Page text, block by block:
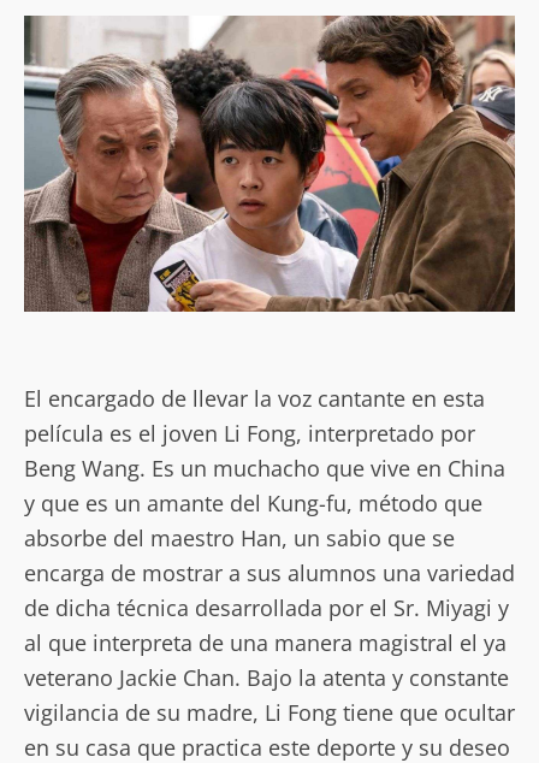
El encargado de llevar la voz cantante en esta
película es el joven Li Fong, interpretado por
Beng Wang. Es un muchacho que vive en China
y que es un amante del Kung-fu, método que
absorbe del maestro Han, un sabio que se
encarga de mostrar a sus alumnos una variedad
de dicha técnica desarrollada por el Sr. Miyagi y
al que interpreta de una manera magistral el ya
veterano Jackie Chan. Bajo la atenta y constante
vigilancia de su madre, Li Fong tiene que ocultar
en su casa que practica este deporte y su deseo